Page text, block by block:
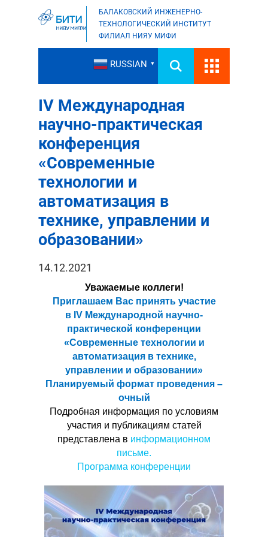
БАЛАКОВСКИЙ ИНЖЕНЕРНО-
ТЕХНОЛОГИЧЕСКИЙ ИНСТИТУТ
ФИЛИАЛ НИЯУ МИФИ
RUSSIAN ▼
IV Международная
научно-практическая
конференция
«Современные
технологии и
автоматизация в
технике, управлении и
образовании»
14.12.2021
Уважаемые коллеги!
Приглашаем Вас принять участие
в I V Международной научно-
практической конференции
«Современные технологии и
автоматизация в технике,
управлении и образовании»
Планируемый формат проведения –
очный
Подробная информация по условиям
участия и публикациям статей
представлена в информационном
письме.
Программа конференции